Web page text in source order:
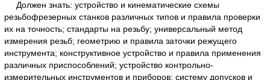
Должен знать: устройство и кинематические схемы
резьбофрезерных станков различных типов и правила проверки
их на точность; стандарты на резьбу; универсальный метод
измерения резьб; геометрию и правила заточки режущего
инструмента; конструктивное устройство и правила применения
различных приспособлений; устройство контрольно-
измерительных инструментов и приборов; систему допусков и